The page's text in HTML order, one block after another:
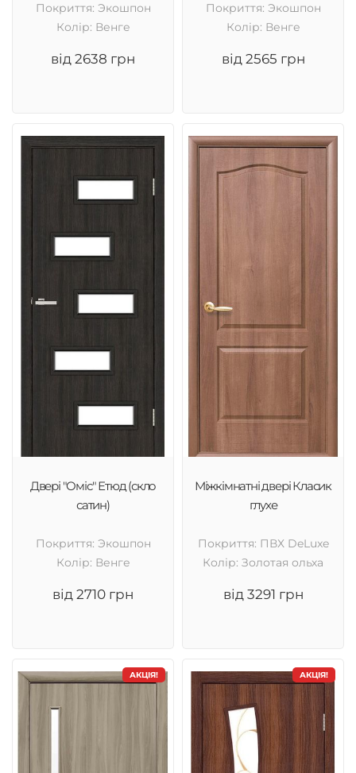
Покриття: Экошпон
Колір: Венге
від 2638 грн
Покриття: Экошпон
Колір: Венге
від 2565 грн
Двері "Оміс" Етюд (скло
сатин)
Покриття: Экошпон
Колір: Венге
від 2710 грн
Міжкімнатні двері Класик
глухе
Покриття: ПВХ DeLuxe
Колір: Золотая ольха
від 3291 грн
АКЦІЯ! АКЦІЯ!